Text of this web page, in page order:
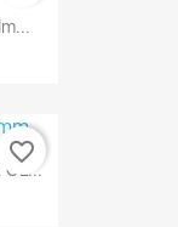
favorite_border